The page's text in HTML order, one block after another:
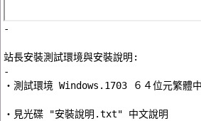
-
站長安裝測試環境與安裝說明:
-
‧測試環境 Windows.1703 ６４位元繁體
‧見光碟 "安裝說明.txt" 中文說明